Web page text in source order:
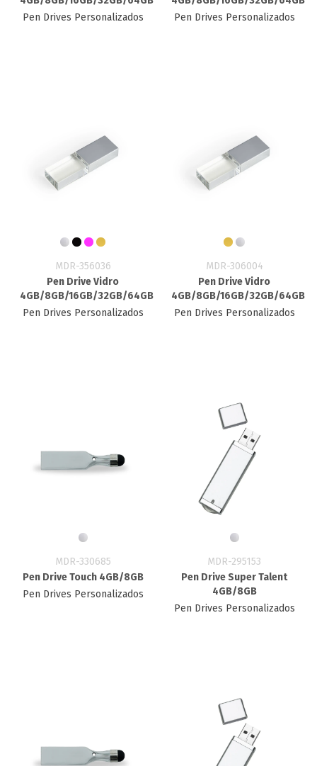
Pen Drives Personalizados
Pen Drives Personalizados
MDR-356036
Pen Drive Vidro
4GB/8GB/16GB/32GB/64GB
Pen Drives Personalizados
MDR-306004
Pen Drive Vidro
4GB/8GB/16GB/32GB/64GB
Pen Drives Personalizados
MDR-330685
Pen Drive Touch 4GB/8GB
Pen Drives Personalizados
MDR-295153
Pen Drive Super Talent
4GB/8GB
Pen Drives Personalizados